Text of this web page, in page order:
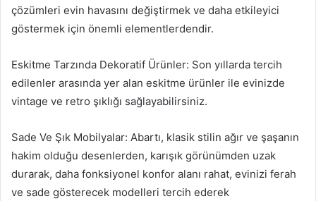
çözümleri evin havasını değiştirmek ve daha etkileyici
göstermek için önemli elementlerdendir.
Eskitme Tarzında Dekoratif Ürünler: Son yıllarda tercih
edilenler arasında yer alan eskitme ürünler ile evinizde
vintage ve retro şıklığı sağlayabilirsiniz.
Sade Ve Şık Mobilyalar: Abartı, klasik stilin ağır ve şaşanın
hakim olduğu desenlerden, karışık görünümden uzak
durarak, daha fonksiyonel konfor alanı rahat, evinizi ferah
ve sade gösterecek modelleri tercih ederek